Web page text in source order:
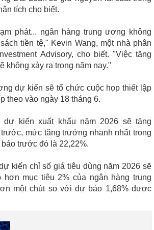
tích cho biết.
phát... ngân hàng trung ương không
tiền tệ," Kevin Wang, một nhà phân
Advisory, cho biết. "Việc tăng
không xảy ra trong năm nay."
dự kiến ​​sẽ tổ chức cuộc họp thiết lập
theo vào ngày 18 tháng 6.
kiến ​​xuất khẩu năm 2026 sẽ tăng
mức tăng trưởng nhanh nhất trong
trước đó là 22,22%.
kiến ​​chỉ số giá tiêu dùng năm 2026 sẽ
hơn mục tiêu 2% của ngân hàng trung
một chút so với dự báo 1,68% được